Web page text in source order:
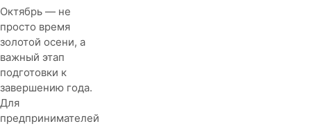
Октябрь — не
просто время
золотой осени, а
важный этап
подготовки к
завершению года.
Для
предпринимателей